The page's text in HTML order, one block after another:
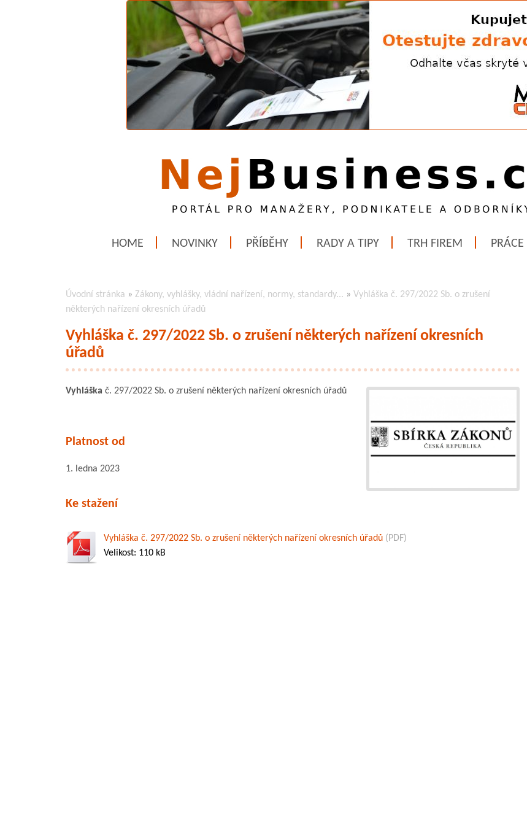
HOME NOVINKY PŘÍBĚHY RADY A TIPY TRH FIREM PRÁCE
Úvodní stránka » Zákony, vyhlášky, vládní nařízení, normy, standardy... » Vyhláška č. 297/2022 Sb. o zrušení
některých nařízení okresních úřadů
Vyhláška č. 297/2022 Sb. o zrušení některých nařízení okresních
úřadů
Vyhláška č. 297/2022 Sb. o zrušení některých nařízení okresních úřadů
Platnost od
1. ledna 2023
Ke stažení
Vyhláška č. 297/2022 Sb. o zrušení některých nařízení okresních úřadů (PDF)
Velikost: 110 kB